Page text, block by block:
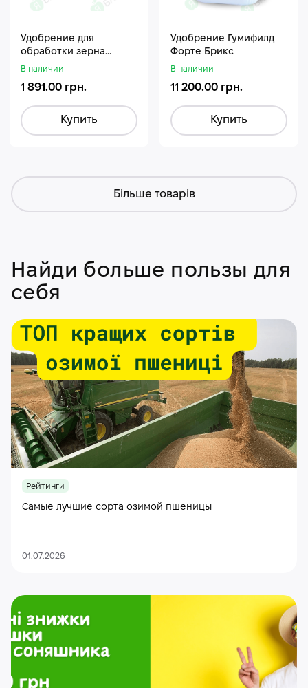
Удобрение для
обработки зерна
Стармакс Гумифос
В наличии
1 891.00 грн.
Купить
Удобрение Гумифилд
Форте Брикс
В наличии
11 200.00 грн.
Купить
Більше товарів
Найди больше пользы для
себя
Рейтинги
Самые лучшие сорта озимой пшеницы
01.07.2026